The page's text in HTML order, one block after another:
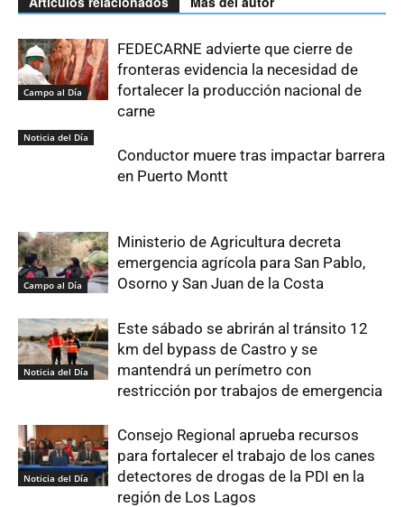
Campo al Día
FEDECARNE advierte que cierre de
fronteras evidencia la necesidad de
fortalecer la producción nacional de
carne
Noticia del Día
Conductor muere tras impactar barrera
en Puerto Montt
Campo al Día
Ministerio de Agricultura decreta
emergencia agrícola para San Pablo,
Osorno y San Juan de la Costa
Noticia del Día
Este sábado se abrirán al tránsito 12
km del bypass de Castro y se
mantendrá un perímetro con
restricción por trabajos de emergencia
Noticia del Día
Consejo Regional aprueba recursos
para fortalecer el trabajo de los canes
detectores de drogas de la PDI en la
región de Los Lagos